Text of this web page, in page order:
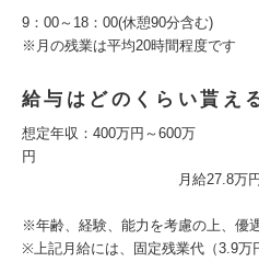
9：00～18：00(休憩90分含む)
※月の残業は平均20時間程度です
給与はどのくらい貰え
想定年収：400万円～600万
月給27.8万円～34.7万
※年齢、経験、能力を考慮の上、優
※上記月給には、固定残業代（3.9万